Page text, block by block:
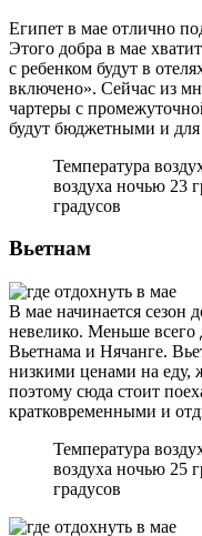
Египет в мае отлично
Этого добра в мае
с ребенком будут в
включено». Сейчас из
чартеры с
будут бюджетными и для
Температура
воздуха ночью 23
градусов
Вьетнам
В мае начинается сезон
невелико. Меньше всего
Вьетнама и Нячанге.
низкими ценами на еду,
поэтому сюда стоит
кратковременными и
Температура
воздуха ночью 25
градусов